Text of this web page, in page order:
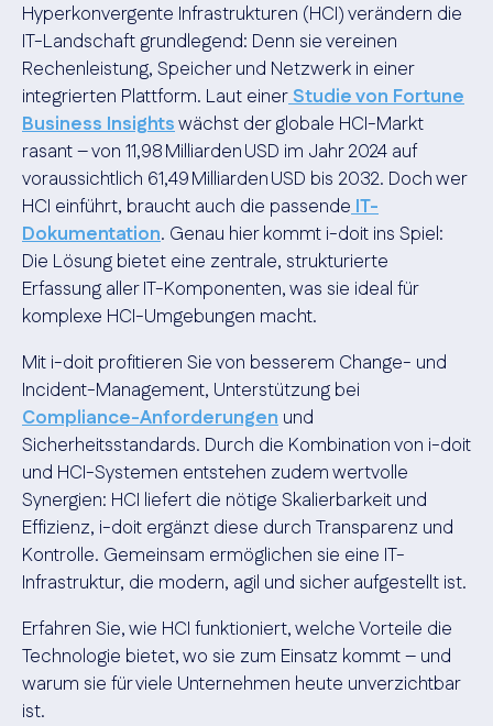
Hyperkonvergente Infrastrukturen (HCI) verändern die
IT-Landschaft grundlegend: Denn sie vereinen
Rechenleistung, Speicher und Netzwerk in einer
integrierten Plattform. Laut einerStudie von Fortune
Business Insightswächst der globale HCI-Markt
rasant – von 11,98 Milliarden USD im Jahr 2024 auf
voraussichtlich 61,49 Milliarden USD bis 2032. Doch wer
HCI einführt, braucht auch die passende IT-
Dokumentation. Genau hier kommt i-doit ins Spiel:
Die Lösung bietet eine zentrale, strukturierte
Erfassung aller IT-Komponenten, was sie ideal für
komplexe HCI-Umgebungen macht.
Mit i-doit profitieren Sie von besserem Change- und
Incident-Management, Unterstützung bei
Compliance-Anforderungen und
Sicherheitsstandards. Durch die Kombination von i-doit
und HCI-Systemen entstehen zudem wertvolle
Synergien: HCI liefert die nötige Skalierbarkeit und
Effizienz, i-doit ergänzt diese durch Transparenz und
Kontrolle. Gemeinsam ermöglichen sie eine IT-
Infrastruktur, die modern, agil und sicher aufgestellt ist.
Erfahren Sie, wie HCI funktioniert, welche Vorteile die
Technologie bietet, wo sie zum Einsatz kommt – und
warum sie für viele Unternehmen heute unverzichtbar
ist.